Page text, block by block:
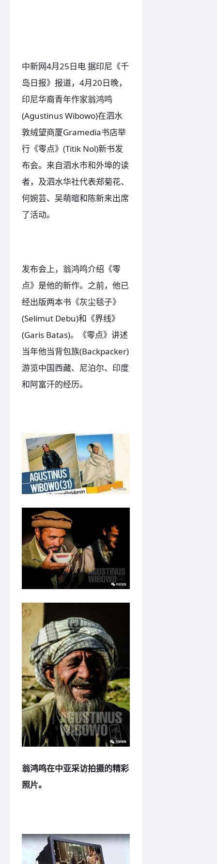
中新网4月25日电 据印尼《千
岛日报》报道，4月20日晚，
印尼华裔青年作家翁鸿鸣
(Agustinus Wibowo)在泗水
敦绒望商厦Gramedia书店举
行《零点》(Titik Nol)新书发
布会。来自泗水市和外埠的读
者，及泗水华社代表郑菊花、
何婉芸、吴萌暄和陈新来出席
了活动。
发布会上，翁鸿鸣介绍《零
点》是他的新作。之前，他已
经出版两本书《灰尘毯子》
(Selimut Debu)和《界线》
(Garis Batas)。《零点》讲述
当年他当背包族(Backpacker)
游览中国西藏、尼泊尔、印度
和阿富汗的经历。
翁鸿鸣在中亚采访拍摄的精彩
照片。